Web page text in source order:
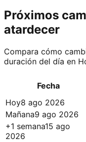
Próximos
atardecer
Compara cómo
duración del día en
Fecha
Hoy8 ago 2026
Mañana9 ago 2026
+1 semana15 ago
2026